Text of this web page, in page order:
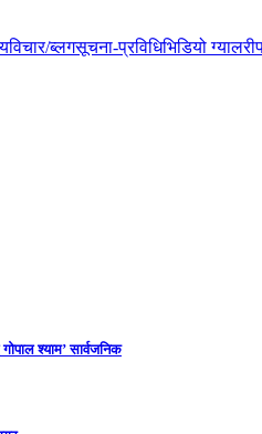
विचार/ब्लगसूचना-प्रविधिभिडियो ग्यालरी
श्याम’ सार्वजनिक